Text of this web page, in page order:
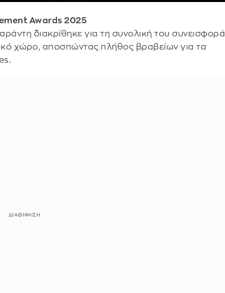
Awards 2025
διακρίθηκε για τη συνολική του συνεισφορά
χώρο, αποσπώντας πλήθος βραβείων για τα